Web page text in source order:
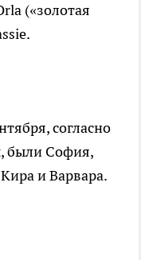
(«золотая
согласно
были София,
и Варвара.